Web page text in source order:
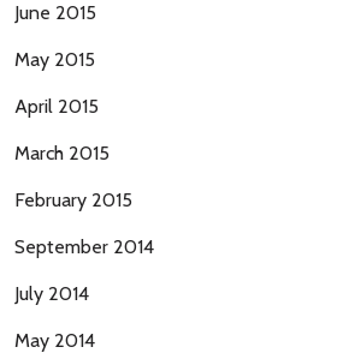
June 2015
May 2015
April 2015
March 2015
February 2015
September 2014
July 2014
May 2014